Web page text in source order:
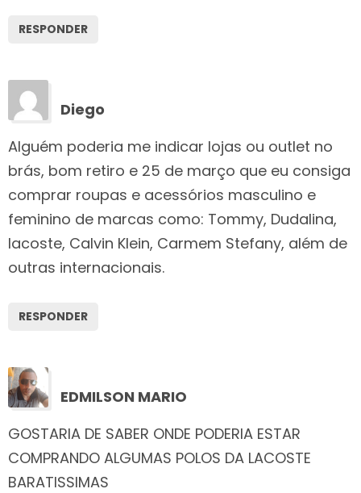
RESPONDER
Diego
Alguém poderia me indicar lojas ou outlet no
brás, bom retiro e 25 de março que eu consiga
comprar roupas e acessórios masculino e
feminino de marcas como: Tommy, Dudalina,
lacoste, Calvin Klein, Carmem Stefany, além de
outras internacionais.
RESPONDER
EDMILSON MARIO
GOSTARIA DE SABER ONDE PODERIA ESTAR
COMPRANDO ALGUMAS POLOS DA LACOSTE
BARATISSIMAS